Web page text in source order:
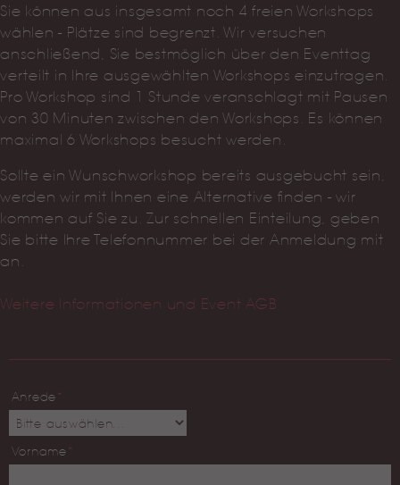
Sie können aus insgesamt noch 4 freien Workshops
wählen - Plätze sind begrenzt. Wir versuchen
anschließend, Sie bestmöglich über den Eventtag
verteilt in Ihre ausgewählten Workshops einzutragen.
Pro Workshop sind 1 Stunde veranschlagt mit Pausen
von 30 Minuten zwischen den Workshops. Es können
maximal 6 Workshops besucht werden.
Sollte ein Wunschworkshop bereits ausgebucht sein,
werden wir mit Ihnen eine Alternative finden - wir
kommen auf Sie zu. Zur schnellen Einteilung, geben
Sie bitte Ihre Telefonnummer bei der Anmeldung mit
an.
Weitere Informationen und Event AGB
Anrede*
Vorname*